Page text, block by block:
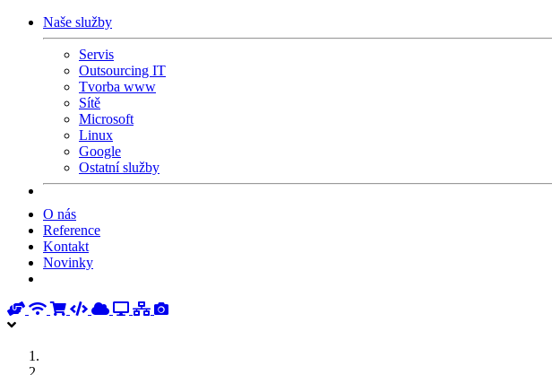
Naše služby
Servis
Outsourcing IT
Tvorba www
Sítě
Microsoft
Linux
Google
Ostatní služby
O nás
Reference
Kontakt
Novinky